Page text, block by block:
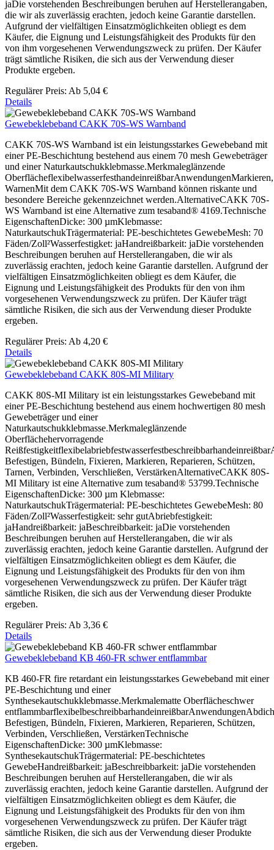
jaDie vorstehenden Beschreibungen beruhen auf Herstellerangaben,
die wir als zuverlässig erachten, jedoch keine Garantie darstellen.
Aufgrund der vielfältigen Einsatzmöglichkeiten obliegt es dem
Käufer, die Eignung und Leistungsfähigkeit des Produkts für den
von ihm vorgesehenen Verwendungszweck zu prüfen. Der Käufer
trägt sämtliche Risiken, die sich aus der Verwendung dieser
Produkte ergeben.
Regulärer Preis: Ab 5,04 €
Details
Gewebeklebeband CAKK 70S-WS Warnband
CAKK 70S-WS Warnband ist ein leistungsstarkes Gewebeband mit
einer PE-Beschichtung bestehend aus einem 70 mesh Gewebeträger
und einer Naturkautschukklebmasse.Merkmaleglänzende
OberflächeflexibelwasserfesthandeinreißbarAnwendungenMarkieren,
WarnenMit dem CAKK 70S-WS Warnband können riskante und
besondere Bereiche gekennzeichnet werden.AlternativeCAKK 70S-
WS Warnband ist eine Alternative zum tesaband® 4169.Technische
EigenschaftenDicke: 300 µmKlebmasse:
NaturkautschukTrägermaterial: PE-beschichtetes GewebeMesh: 70
Fäden/Zoll²Wasserfestigket: jaHandreißbarkeit: jaDie vorstehenden
Beschreibungen beruhen auf Herstellerangaben, die wir als
zuverlässig erachten, jedoch keine Garantie darstellen. Aufgrund der
vielfältigen Einsatzmöglichkeiten obliegt es dem Käufer, die
Eignung und Leistungsfähigkeit des Produkts für den von ihm
vorgesehenen Verwendungszweck zu prüfen. Der Käufer trägt
sämtliche Risiken, die sich aus der Verwendung dieser Produkte
ergeben.
Regulärer Preis: Ab 4,20 €
Details
Gewebeklebeband CAKK 80S-MI Military
CAKK 80S-MI Military ist ein leistungsstarkes Gewebeband mit
einer PE-Beschichtung bestehend aus einem hochwertigen 80 mesh
Gewebeträger und einer
Naturkautschukklebmasse.Merkmaleglänzende
Oberflächehervorragende
Befestigen, Bündeln, Fixieren, Markieren, Reparieren, Schützen,
Tarnen, Verbinden, Verschließen, VerstärkenAlternativeCAKK 80S-
MI Military ist eine Alternative zum tesaband® 53799.Technische
EigenschaftenDicke: 300 µm Klebmasse:
NaturkautschukTrägermaterial: PE-beschichtetes GewebeMesh: 80
Fäden/Zoll²Wasserfestigkeit: sehr gutAbriebfestigkeit:
jaHandreißbarkeit: jaBeschreibbarkeit: jaDie vorstehenden
Beschreibungen beruhen auf Herstellerangaben, die wir als
zuverlässig erachten, jedoch keine Garantie darstellen. Aufgrund der
vielfältigen Einsatzmöglichkeiten obliegt es dem Käufer, die
Eignung und Leistungsfähigkeit des Produkts für den von ihm
vorgesehenen Verwendungszweck zu prüfen. Der Käufer trägt
sämtliche Risiken, die sich aus der Verwendung dieser Produkte
ergeben.
Regulärer Preis: Ab 3,36 €
Details
Gewebeklebeband KB 460-FR schwer entflammbar
KB 460-FR fire retardant ein leistungsstarkes Gewebeband mit einer
PE-Beschichtung und einer
Synthesekautschukklebmasse.Merkmalematte Oberflächeschwer
Befestigen, Bündeln, Fixieren, Markieren, Reparieren, Schützen,
Verbinden, Verschließen, VerstärkenTechnische
EigenschaftenDicke: 300 µmKlebmasse:
SynthesekautschukTrägermaterial: PE-beschichtetes
GewebeHandreißbarkeit: jaBeschreibbarkeit: jaDie vorstehenden
Beschreibungen beruhen auf Herstellerangaben, die wir als
zuverlässig erachten, jedoch keine Garantie darstellen. Aufgrund der
vielfältigen Einsatzmöglichkeiten obliegt es dem Käufer, die
Eignung und Leistungsfähigkeit des Produkts für den von ihm
vorgesehenen Verwendungszweck zu prüfen. Der Käufer trägt
sämtliche Risiken, die sich aus der Verwendung dieser Produkte
ergeben.